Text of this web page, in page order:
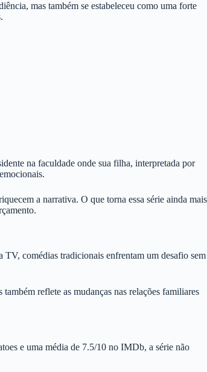
mas também se estabeleceu como uma forte
na faculdade onde sua filha, interpretada por
a narrativa. O que torna essa série ainda mais
TV, comédias tradicionais enfrentam um desafio sem
reflete as mudanças nas relações familiares
e uma média de 7.5/10 no IMDb, a série não